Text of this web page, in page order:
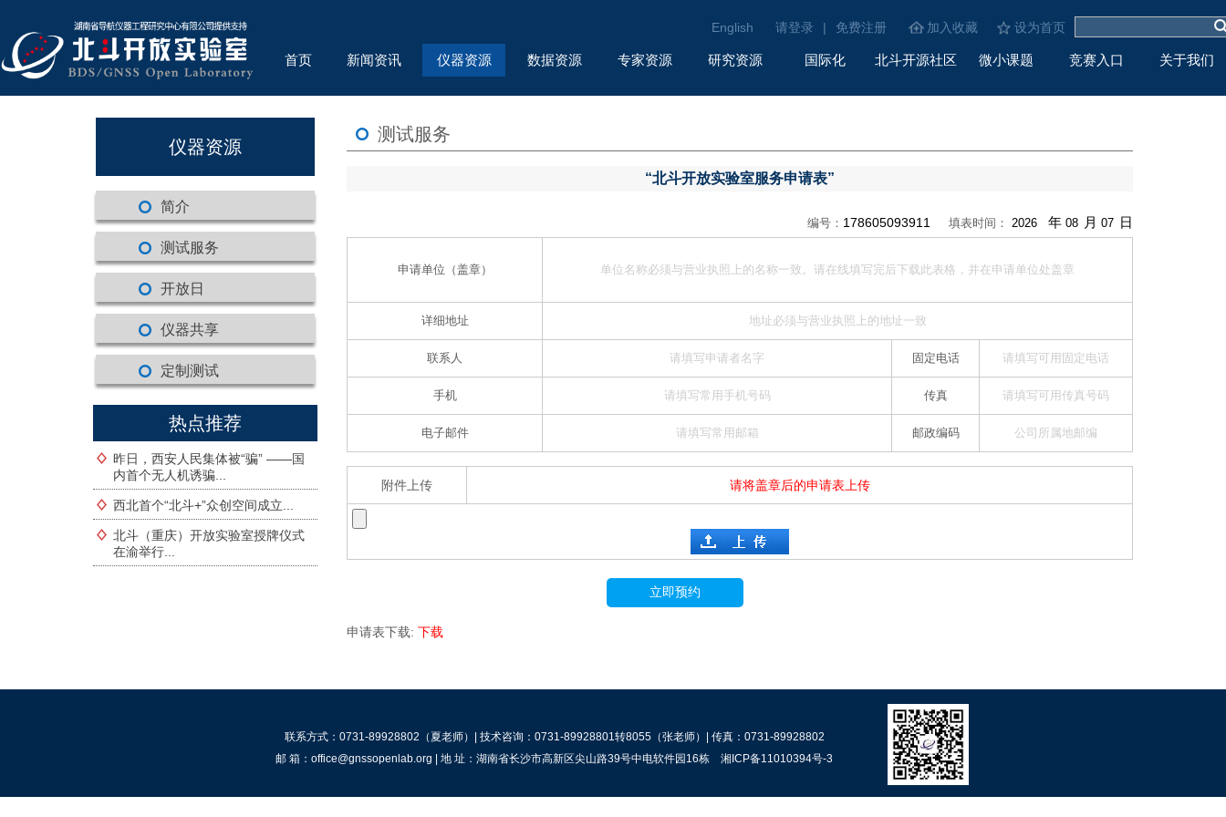
English 请登录 | 免费注册 加入收藏 设为首页
首页 新闻资讯 仪器资源 数据资源 专家资源 研究资源 国际化 北斗开源社区 微小课题 竞赛入口 关于我们
仪器资源
简介
测试服务
开放日
仪器共享
定制测试
热点推荐
昨日，西安人民集体被“骗” ——国
内首个无人机诱骗...
西北首个“北斗+”众创空间成立...
北斗（重庆）开放实验室授牌仪式
在渝举行...
测试服务
“北斗开放实验室服务申请表”
编号： 178605093911 填表时间： 年 月 日
申请单位（盖章）
详细地址
联系人 固定电话
手机 传真
电子邮件 邮政编码
附件上传 请将盖章后的申请表上传
立即预约
申请表下载: 下载
联系方式：0731-89928802（夏老师）| 技术咨询：0731-89928801转8055（张老师）| 传真：0731-89928802
邮 箱：office@gnssopenlab.org | 地 址：湖南省长沙市高新区尖山路39号中电软件园16栋 湘ICP备11010394号-3